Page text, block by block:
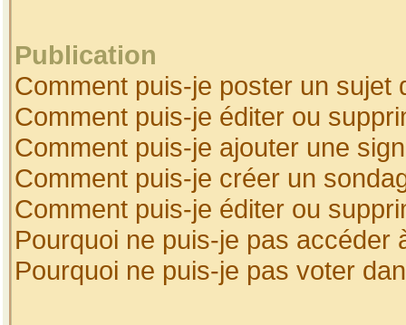
Publication
Comment puis-je poster un sujet
Comment puis-je éditer ou
Comment puis-je ajouter une
Comment puis-je créer un
Comment puis-je éditer ou
Pourquoi ne puis-je pas accéder
Pourquoi ne puis-je pas voter